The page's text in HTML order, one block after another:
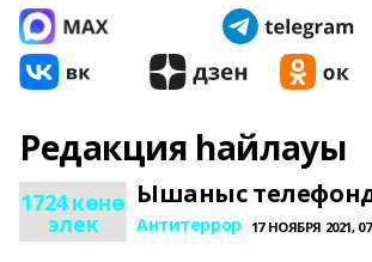
Редакция һайлауы
1724 көнө
элек
Ышаныс
Антитеррор 17 НОЯБРЯ 2021,